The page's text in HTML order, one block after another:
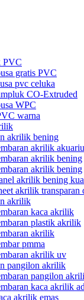
PVC
gratis PVC
pvc celuka
CO-Extruded
WPC
warna
akrilik bening
akrilik
akrilik bening
akrilik bening
akrilik bening
akrilik transparan
akrilik
kaca akrilik
plastik akrilik
akrilik
pmma
akrilik uv
pangilon akrilik
pangilon
kaca akrilik
akrilik emas